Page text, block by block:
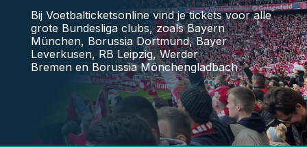
Bij Voetbalticketsonline vind je tickets voor alle
grote Bundesliga clubs, zoalsBayern
München, Borussia Dortmund,Bayer
Leverkusen, RB Leipzig,Werder
Bremenen Borussia Mönchengladbach